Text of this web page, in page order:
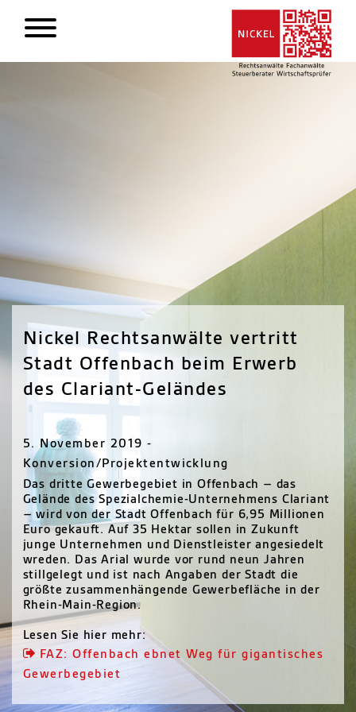
Nickel Rechtsanwälte vertritt
Stadt Offenbach beim Erwerb
des Clariant-Geländes
5. November 2019 -
Konversion/Projektentwicklung
Das dritte Gewerbegebiet in Offenbach – das
Gelände des Spezialchemie-Unternehmens Clariant
– wird von der Stadt Offenbach für 6,95 Millionen
Euro gekauft. Auf 35 Hektar sollen in Zukunft
junge Unternehmen und Dienstleister angesiedelt
wreden. Das Arial wurde vor rund neun Jahren
stillgelegt und ist nach Angaben der Stadt die
größte zusammenhängende Gewerbefläche in der
Rhein-Main-Region.
Lesen Sie hier mehr:
FAZ: Offenbach ebnet Weg für gigantisches
Gewerbegebiet